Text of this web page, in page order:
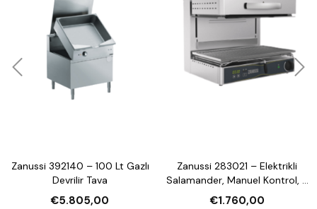
Zanussi 392140 – 100 Lt Gazlı
Devrilir Tava
€5.805,00
Zanussi 283021 – Elektrikli
Salamander, Manuel Kontrol, 3
Tarafı Açık, 600 mm
€1.760,00